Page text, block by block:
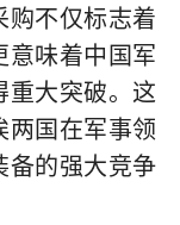
购不仅标志着
意味着中国军
重大突破。这
两国在军事领
备的强大竞争